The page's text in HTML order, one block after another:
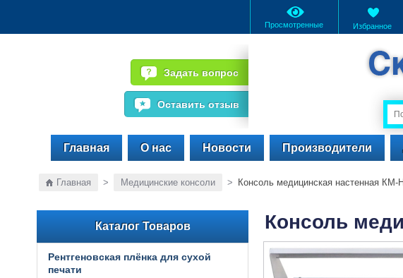
Просмотренные Избранное
Задать вопрос
Оставить отзыв
Главная О нас Новости Производители
Главная > Медицинские консоли > Консоль медицинская настенная КМ-
Каталог Товаров
Рентгеновская плёнка для сухой
печати
Консоль